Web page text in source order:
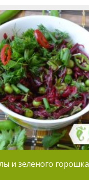
и зеленого горошка